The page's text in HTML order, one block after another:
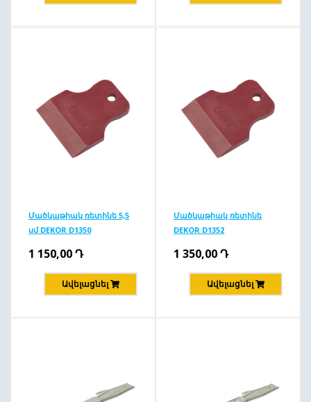
Մածկաթիակ ռետինե 5,5
սմ DEKOR D1350
1 150,00Դ
Ավելացնել
Մածկաթիակ ռետինե
DEKOR D1352
1 350,00Դ
Ավելացնել